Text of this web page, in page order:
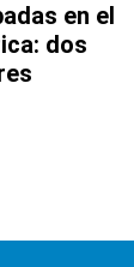
en el
dos